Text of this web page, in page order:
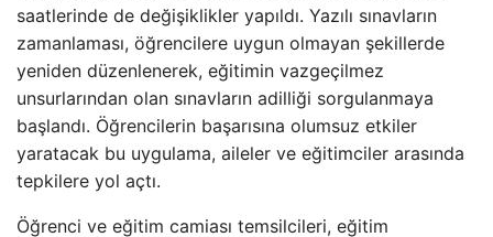
saatlerinde de değişiklikler yapıldı. Yazılı sınavların
zamanlaması, öğrencilere uygun olmayan şekillerde
yeniden düzenlenerek, eğitimin vazgeçilmez
unsurlarından olan sınavların adilliği sorgulanmaya
başlandı. Öğrencilerin başarısına olumsuz etkiler
yaratacak bu uygulama, aileler ve eğitimciler arasında
tepkilere yol açtı.
Öğrenci ve eğitim camiası temsilcileri, eğitim